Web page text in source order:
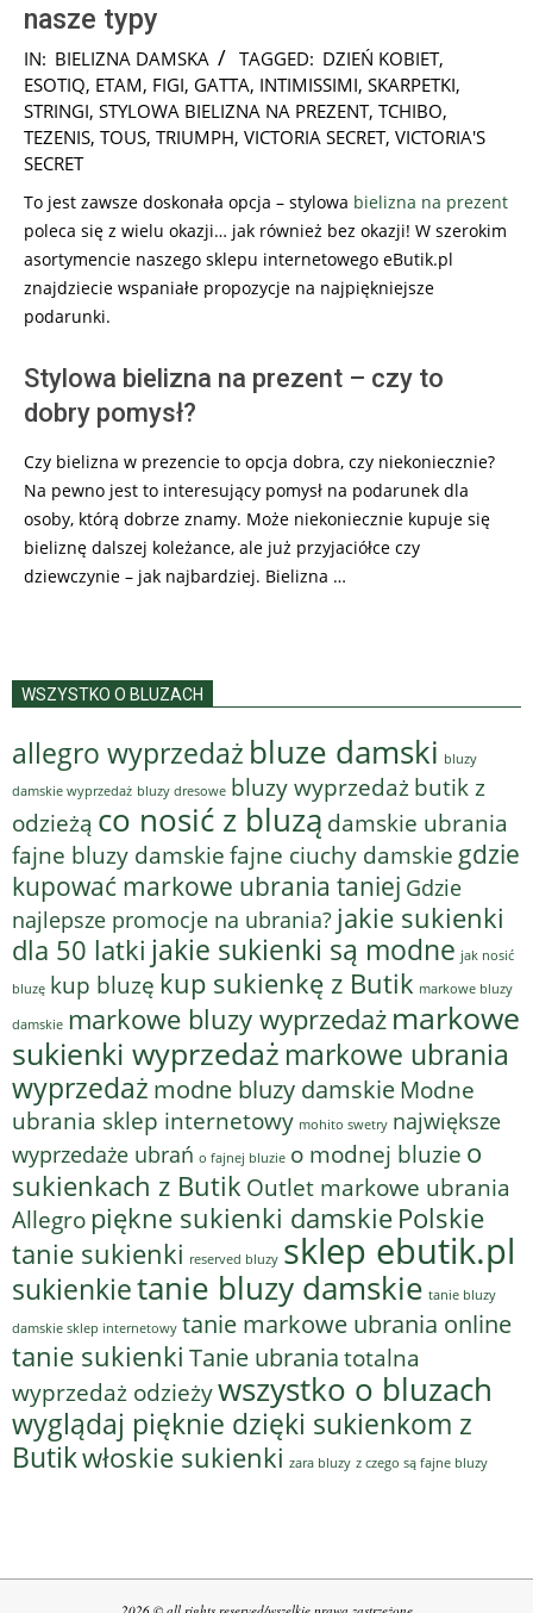
nasze typy
2024-
11-
17
IN: BIELIZNA DAMSKA TAGGED: DZIEŃ KOBIET,
ESOTIQ, ETAM, FIGI, GATTA, INTIMISSIMI, SKARPETKI,
STRINGI, STYLOWA BIELIZNA NA PREZENT, TCHIBO,
TEZENIS, TOUS, TRIUMPH, VICTORIA SECRET, VICTORIA'S
SECRET
To jest zawsze doskonała opcja – stylowa bielizna na prezent
poleca się z wielu okazji… jak również bez okazji! W szerokim
asortymencie naszego sklepu internetowego eButik.pl
znajdziecie wspaniałe propozycje na najpiękniejsze
podarunki.
Stylowa bielizna na prezent – czy to
dobry pomysł?
Czy bielizna w prezencie to opcja dobra, czy niekoniecznie?
Na pewno jest to interesujący pomysł na podarunek dla
osoby, którą dobrze znamy. Może niekoniecznie kupuje się
bieliznę dalszej koleżance, ale już przyjaciółce czy
dziewczynie – jak najbardziej. Bielizna …
WSZYSTKO O BLUZACH
allegro wyprzedaż bluze damski bluzy
damskie wyprzedaż bluzy dresowe bluzy wyprzedaż butik z
odzieżą co nosić z bluzą damskie ubrania
fajne bluzy damskiefajne ciuchy damskie gdzie
kupować markowe ubrania taniej Gdzie
najlepsze promocje na ubrania? jakie sukienki
dla 50 latki jakie sukienki są modne jak nosić
bluzę kup bluzę kup sukienkę z Butik markowe bluzy
damskie markowe bluzy wyprzedaż markowe
sukienki wyprzedaż markowe ubrania
wyprzedaż modne bluzy damskie Modne
ubrania sklep internetowy mohito swetry największe
wyprzedaże ubrań o fajnej bluzie o modnej bluzie o
sukienkach z Butik Outlet markowe ubrania
Allegropiękne sukienki damskie Polskie
tanie sukienki reserved bluzy sklep ebutik.pl
sukienkietanie bluzy damskie tanie bluzy
damskie sklep internetowy tanie markowe ubrania online
tanie sukienki Tanie ubrania totalna
wyprzedaż odzieżywszystko o bluzach
wyglądaj pięknie dzięki sukienkom z
Butikwłoskie sukienki zara bluzy z czego są fajne bluzy